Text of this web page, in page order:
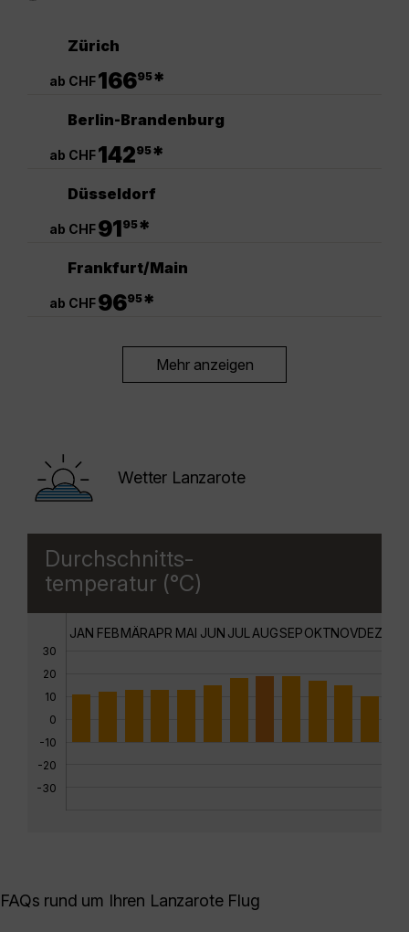
Zürich
ab CHF16695*
Berlin-Brandenburg
ab CHF14295*
Düsseldorf
ab CHF9195*
Frankfurt/Main
ab CHF9695*
Mehr anzeigen
Wetter Lanzarote
Durchschnitts-
temperatur (°C)
30
20
10
0
-10
-20
-30
JAN FEBMÄRAPR MAI JUN JUL AUGSEPOKTNOVDEZ
FAQs rund um Ihren Lanzarote Flug